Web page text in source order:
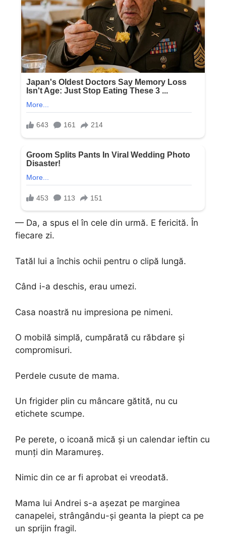
— Da, a spus el în cele din urmă. E fericită. În
fiecare zi.
Tatăl lui a închis ochii pentru o clipă lungă.
Când i-a deschis, erau umezi.
Casa noastră nu impresiona pe nimeni.
O mobilă simplă, cumpărată cu răbdare și
compromisuri.
Perdele cusute de mama.
Un frigider plin cu mâncare gătită, nu cu
etichete scumpe.
Pe perete, o icoană mică și un calendar ieftin cu
munți din Maramureș.
Nimic din ce ar fi aprobat ei vreodată.
Mama lui Andrei s-a așezat pe marginea
canapelei, strângându-și geanta la piept ca pe
un sprijin fragil.